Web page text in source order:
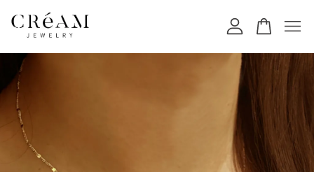
您的購物車目前還是空的。